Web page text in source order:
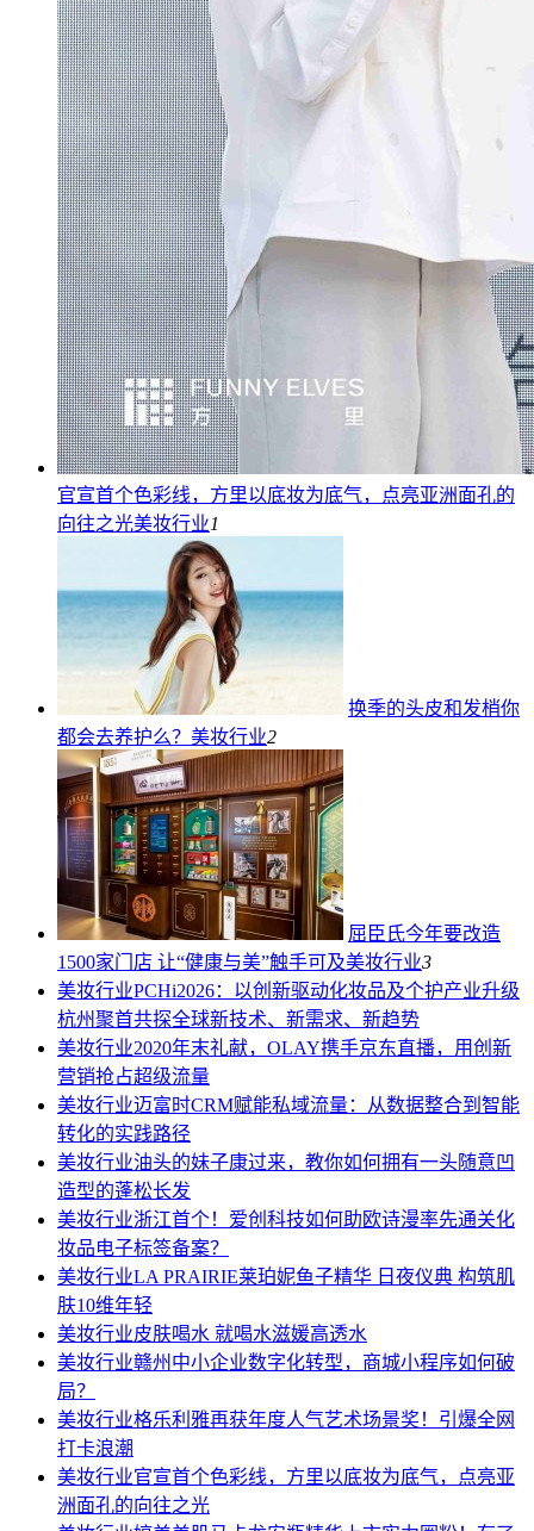
官宣首个色彩线，方里以底妆为底气，点亮亚洲面孔的
向往之光美妆行业1
换季的头皮和发梢你
都会去养护么？ 美妆行业2
屈臣氏今年要改造
1500家门店 让“健康与美”触手可及美妆行业3
美妆行业PCHi2026：以创新驱动化妆品及个护产业升级
杭州聚首共探全球新技术、新需求、新趋势
美妆行业2020年末礼献，OLAY携手京东直播，用创新
营销抢占超级流量
美妆行业迈富时CRM赋能私域流量：从数据整合到智能
转化的实践路径
美妆行业油头的妹子康过来，教你如何拥有一头随意凹
造型的蓬松长发
美妆行业浙江首个！爱创科技如何助欧诗漫率先通关化
妆品电子标签备案？
美妆行业LA PRAIRIE莱珀妮鱼子精华 日夜仪典 构筑肌
肤10维年轻
美妆行业皮肤喝水 就喝水滋媛高透水
美妆行业赣州中小企业数字化转型，商城小程序如何破
局？
美妆行业格乐利雅再获年度人气艺术场景奖！引爆全网
打卡浪潮
美妆行业官宣首个色彩线，方里以底妆为底气，点亮亚
洲面孔的向往之光